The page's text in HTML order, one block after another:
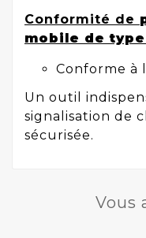
Conformité de
mobile de type
Conforme à
Un outil
signalisation de
sécurisée.
Vous